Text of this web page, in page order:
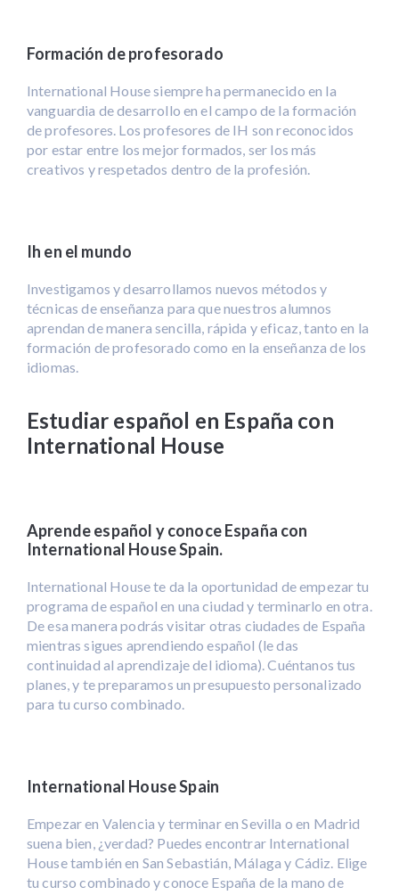
Formación de profesorado
International House siempre ha permanecido en la
vanguardia de desarrollo en el campo de la formación
de profesores. Los profesores de IH son reconocidos
por estar entre los mejor formados, ser los más
creativos y respetados dentro de la profesión.
Ih en el mundo
Investigamos y desarrollamos nuevos métodos y
técnicas de enseñanza para que nuestros alumnos
aprendan de manera sencilla, rápida y eficaz, tanto en la
formación de profesorado como en la enseñanza de los
idiomas.
Estudiar español en España con
International House
Aprende español y conoce España con
International House Spain.
International House te da la oportunidad de empezar tu
programa de español en una ciudad y terminarlo en otra.
De esa manera podrás visitar otras ciudades de España
mientras sigues aprendiendo español (le das
continuidad al aprendizaje del idioma). Cuéntanos tus
planes, y te preparamos un presupuesto personalizado
para tu curso combinado.
International House Spain
Empezar en Valencia y terminar en Sevilla o en Madrid
suena bien, ¿verdad? Puedes encontrar International
House también en San Sebastián, Málaga y Cádiz. Elige
tu curso combinado y conoce España de la mano de